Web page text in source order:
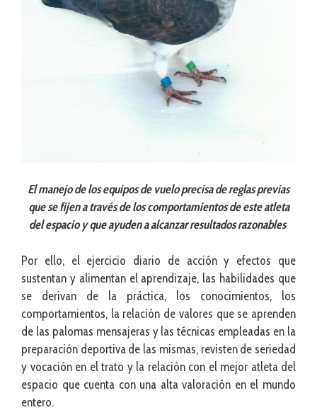
El manejo de los equipos de vuelo precisa de reglas previas
que se fijen a través de los comportamientos de este atleta
del espacio y que ayuden a alcanzar resultados razonables
Por ello, el ejercicio diario de acción y efectos que
sustentan y alimentan el aprendizaje, las habilidades que
se derivan de la práctica, los conocimientos, los
comportamientos, la relación de valores que se aprenden
de las palomas mensajeras y las técnicas empleadas en la
preparación deportiva de las mismas, revisten de seriedad
y vocación en el trato y la relación con el mejor atleta del
espacio que cuenta con una alta valoración en el mundo
entero.